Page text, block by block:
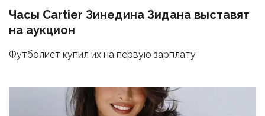
Часы Cartier Зинедина Зидана выставят
на аукцион
Футболист купил их на первую зарплату